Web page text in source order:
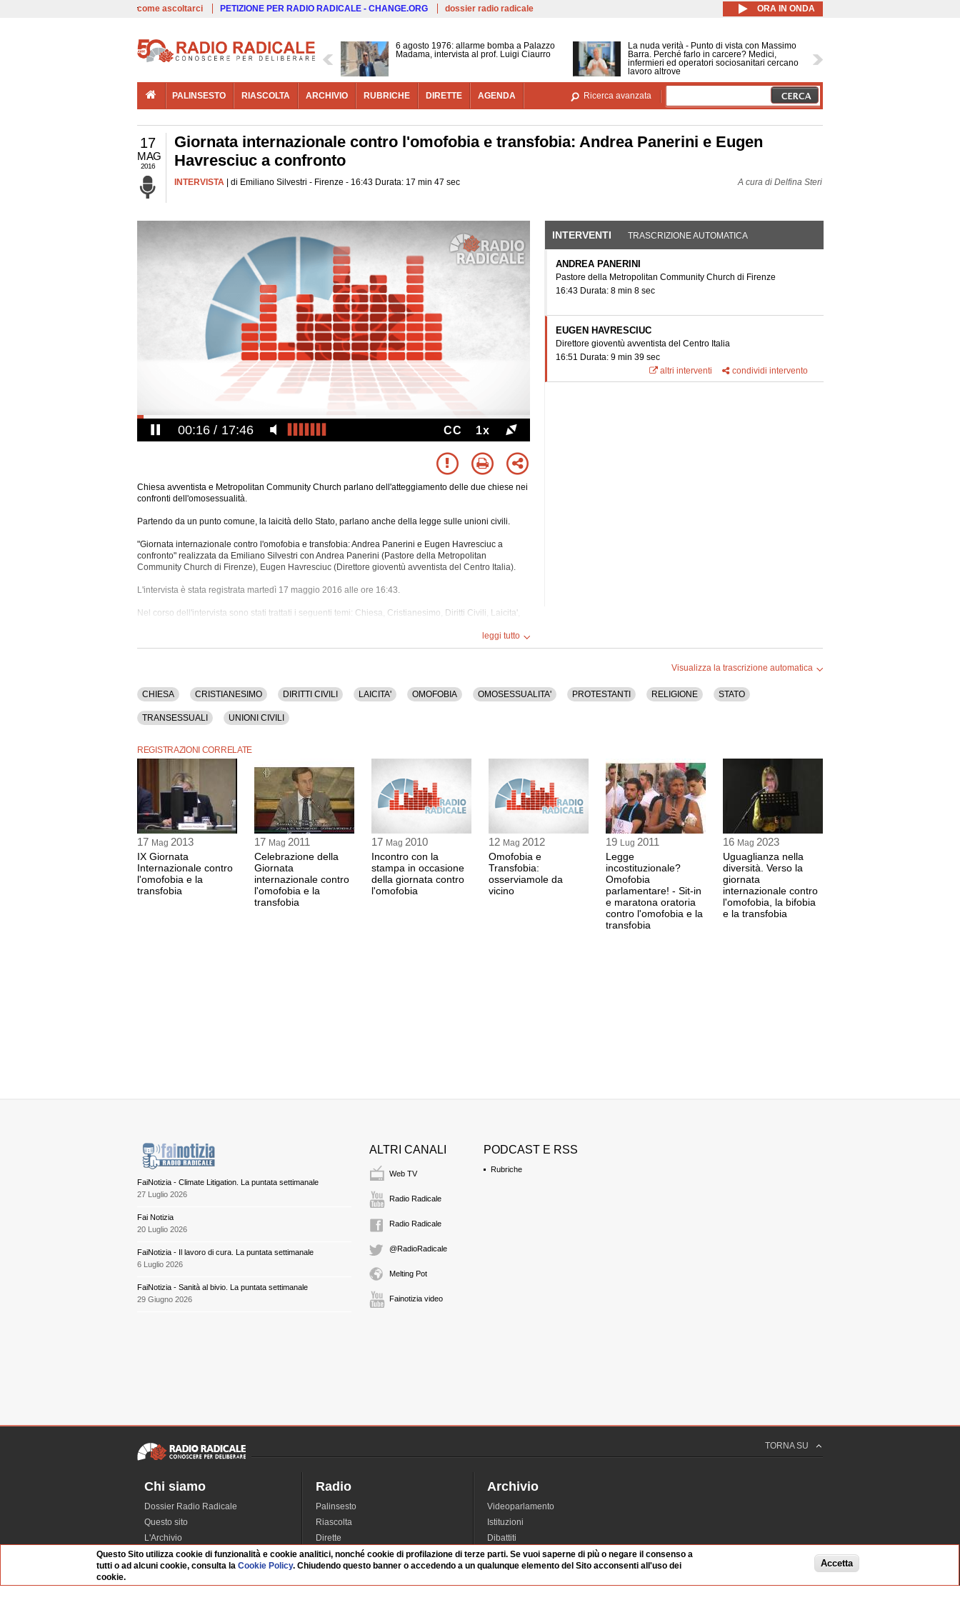
Salta al contenuto principale
come ascoltarci PETIZIONE PER RADIO RADICALE - CHANGE.ORG dossier radio radicale ORA IN ONDA
6 agosto 1976: allarme bomba a Palazzo
Madama, intervista al prof. Luigi Ciaurro
La nuda verità - Punto di vista con Massimo
Barra. Perché farlo in carcere? Medici,
infermieri ed operatori sociosanitari cercano
lavoro altrove
PALINSESTO RIASCOLTA ARCHIVIO RUBRICHE DIRETTE AGENDA Ricerca avanzata
17
MAG
2016
Giornata internazionale contro l'omofobia e transfobia: Andrea Panerini e Eugen
Havresciuc a confronto
INTERVISTA | di Emiliano Silvestri - Firenze - 16:43 Durata: 17 min 47 sec A cura di Delfina Steri
00:17 17:46 CC 1x
Chiesa avventista e Metropolitan Community Church parlano dell'atteggiamento delle due chiese nei
confronti dell'omosessualità.
Partendo da un punto comune, la laicità dello Stato, parlano anche della legge sulle unioni civili.
"Giornata internazionale contro l'omofobia e transfobia: Andrea Panerini e Eugen Havresciuc a
confronto" realizzata da Emiliano Silvestri con Andrea Panerini (Pastore della Metropolitan
Community Church di Firenze), Eugen Havresciuc (Direttore gioventù avventista del Centro Italia).
L'intervista è stata registrata martedì 17 maggio 2016 alle ore 16:43.
Nel corso dell'intervista sono stati trattati i seguenti temi: Chiesa, Cristianesimo, Diritti Civili, Laicita',
La registrazione audio ha una durata di 17 minuti.
leggi tutto
INTERVENTI (SCHEDA ATTIVA)
TRASCRIZIONE AUTOMATICA
ANDREA PANERINI
Pastore della Metropolitan Community Church di Firenze
16:43 Durata: 8 min 8 sec
EUGEN HAVRESCIUC
Direttore gioventù avventista del Centro Italia
16:51 Durata: 9 min 39 sec
altri interventi
condividi intervento
Visualizza la trascrizione automatica
CHIESA CRISTIANESIMO DIRITTI CIVILI LAICITA' OMOFOBIA OMOSESSUALITA' PROTESTANTI RELIGIONE STATO
TRANSESSUALI UNIONI CIVILI
REGISTRAZIONI CORRELATE
17 Mag 2013
IX Giornata
Internazionale contro
l'omofobia e la
transfobia
17 Mag 2011
Celebrazione della
Giornata
internazionale contro
l'omofobia e la
transfobia
17 Mag 2010
Incontro con la
stampa in occasione
della giornata contro
l'omofobia
12 Mag 2012
Omofobia e
Transfobia:
osserviamole da
vicino
19 Lug 2011
Legge
incostituzionale?
Omofobia
parlamentare! - Sit-in
e maratona oratoria
contro l'omofobia e la
transfobia
16 Mag 2023
Uguaglianza nella
diversità. Verso la
giornata
internazionale contro
l'omofobia, la bifobia
e la transfobia
FaiNotizia - Climate Litigation. La puntata settimanale
27 Luglio 2026
Fai Notizia
20 Luglio 2026
FaiNotizia - Il lavoro di cura. La puntata settimanale
6 Luglio 2026
FaiNotizia - Sanità al bivio. La puntata settimanale
29 Giugno 2026
ALTRI CANALI
Web TV
Radio Radicale
Radio Radicale
@RadioRadicale
Melting Pot
Fainotizia video
PODCAST E RSS
Rubriche
TORNA SU
Chi siamo
Dossier Radio Radicale
Questo sito
L'Archivio
Redazione
La musica da Requiem
Infrastruttura informatica
Radio
Palinsesto
Riascolta
Dirette
Rubriche
Interviste
Statistiche audio/video
Archivio
Videoparlamento
Istituzioni
Dibattiti
Manifestazioni
Radicali
Questo Sito utilizza cookie di funzionalità e cookie analitici, nonché cookie di profilazione di terze parti. Se vuoi saperne di più o negare il consenso a
tutti o ad alcuni cookie, consulta laCookie Policy. Chiudendo questo banner o accedendo a un qualunque elemento del Sito acconsenti all'uso dei
cookie.
Accetta